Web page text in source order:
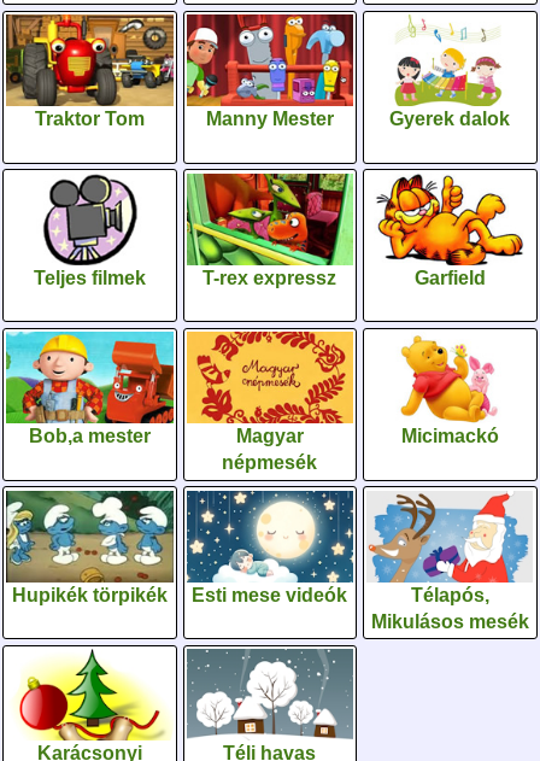
Traktor Tom Manny Mester Gyerek dalok
Teljes filmek T-rex expressz Garfield
Bob,a mester
Magyar
népmesék
Micimackó
Hupikék törpikék Esti mese videók
Télapós,
Mikulásos mesék
Karácsonyi Téli havas